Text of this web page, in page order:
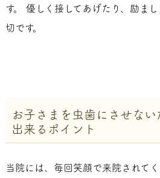
す。 優しく接してあげたり、励ま
切です。
お子さまを虫歯にさせな
出来るポイント
当院には、毎回笑顔で来院されて